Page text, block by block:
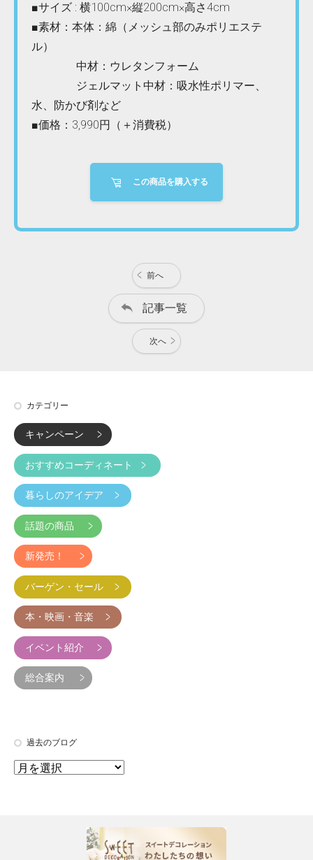
■サイズ : 横100cm×縦200cm×高さ4cm
■素材：本体：綿（メッシュ部のみポリエステ
ル）
中材：ウレタンフォーム
ジェルマット中材：吸水性ポリマー、
水、防かび剤など
■価格：3,990円（＋消費税）
この商品を購入する
前へ
記事一覧
次へ
カテゴリー
キャンペーン
おすすめコーディネート
暮らしのアイデア
話題の商品
新発売！
バーゲン・セール
本・映画・音楽
イベント紹介
総合案内
過去のブログ